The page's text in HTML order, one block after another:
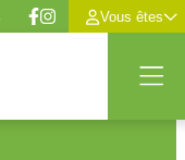
Vous êtes